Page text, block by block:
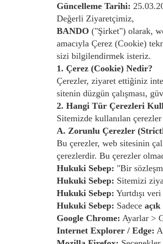
Güncelleme Tarihi:
Değerli Ziyaretçimiz,
BANDO ("Şirket") olarak,
amacıyla Çerez (Cookie)
sizi bilgilendirmek isteriz.
1. Çerez (Cookie) Nedir?
Çerezler, ziyaret ettiğiniz
sitenin düzgün çalışması,
2. Hangi Tür Çerezleri
Sitemizde kullanılan
A. Zorunlu Çerezler
Bu çerezler, web sitesinin
çerezlerdir. Bu çerezler
Hukuki Sebep: "Bir
Hukuki Sebep: Sitemizi
Hukuki Sebep: Yurtdışı
Hukuki Sebep: Sadece açık
Google Chrome: Ayarlar >
Internet Explorer / Edge: